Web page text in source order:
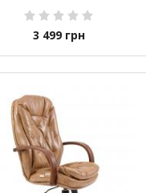
3 499 грн